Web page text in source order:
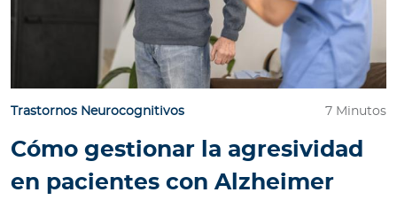
Trastornos Neurocognitivos 7 Minutos
Cómo gestionar la agresividad
en pacientes con Alzheimer